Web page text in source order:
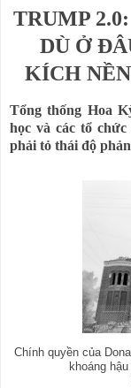
TRUMP
DÙ Ở
KÍCH
Tổng thống Hoa
học và các tổ
phải tỏ thái độ
Chính quyền của
khoáng